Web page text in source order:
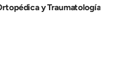
y Traumatología